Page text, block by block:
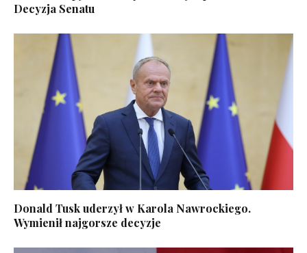
Decyzja Senatu
Donald Tusk uderzył w Karola Nawrockiego.
Wymienił najgorsze decyzje